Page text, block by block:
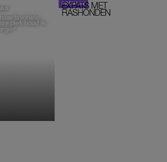
favoriete
plek houd ik
EXPATS MET
RASHONDEN